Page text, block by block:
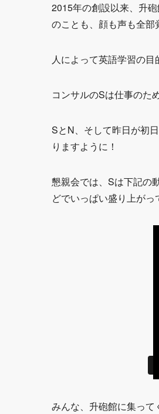
2015年の創設以来、升
のことも、顔も声も全部
人によって英語学習の目
コンサルのSは仕事のた
SとN、そして昨日が初
りますように！
懇親会では、Sは下記の
どでいっぱい盛り上がっ
みんな、升砲館に集って